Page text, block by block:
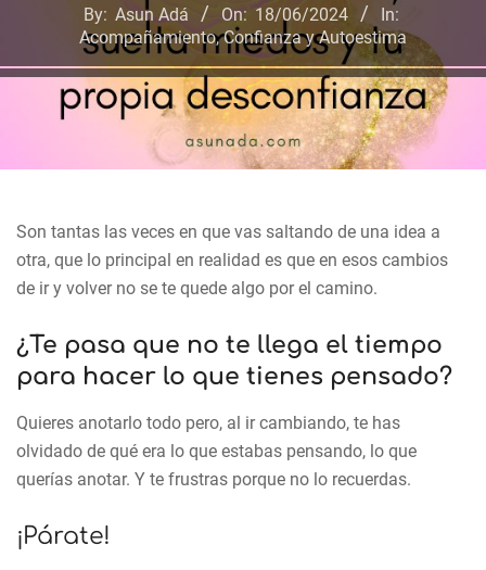
By: Asun Adá On: 18/06/2024
In:
Acompañamiento,Confianza y Autoestima
Son tantas las veces en que vas saltando de una idea a
otra, que lo principal en realidad es que en esos cambios
de ir y volver no se te quede algo por el camino.
¿Te pasa que no te llega el tiempo
para hacer lo que tienes pensado?
Quieres anotarlo todo pero, al ir cambiando, te has
olvidado de qué era lo que estabas pensando, lo que
querías anotar. Y te frustras porque no lo recuerdas.
¡Párate!